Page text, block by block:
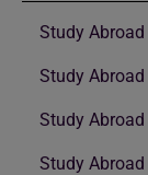
Study
Study
Study
Study